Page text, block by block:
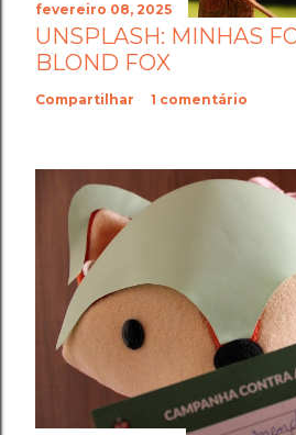
fevereiro 08, 2025
UNSPLASH: MINHAS
BLOND FOX
Compartilhar 1 comentário